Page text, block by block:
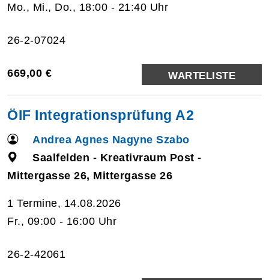
Mo., Mi., Do., 18:00 - 21:40 Uhr
26-2-07024
669,00 € WARTELISTE
ÖIF Integrationsprüfung A2
Andrea Agnes Nagyne Szabo
Saalfelden - Kreativraum Post -
Mittergasse 26, Mittergasse 26
1 Termine, 14.08.2026
Fr., 09:00 - 16:00 Uhr
26-2-42061